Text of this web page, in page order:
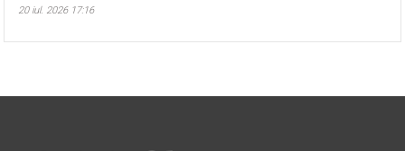
20 iul. 2026 17:16